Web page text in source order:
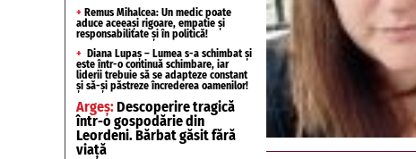
+ Remus Mihalcea: Un medic poate
aduce aceeași rigoare, empatie și
responsabilitate și în politică!
+ Diana Lupaș – Lumea s-a schimbat și
este într-o continuă schimbare, iar
liderii trebuie să se adapteze constant
și să-și păstreze încrederea oamenilor!
Argeș:Descoperire tragică
într-o gospodărie din
Leordeni. Bărbat găsit fără
viață